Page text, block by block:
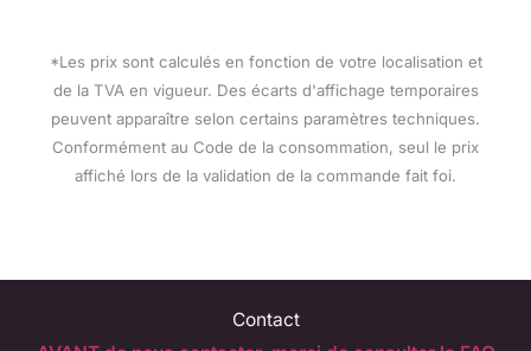
*Les prix sont calculés en fonction de votre localisation et
de la TVA en vigueur. Des écarts d'affichage temporaires
peuvent apparaître selon certains paramètres techniques.
Conformément au Code de la consommation, seul le prix
affiché lors de la validation de la commande fait foi.
Contact